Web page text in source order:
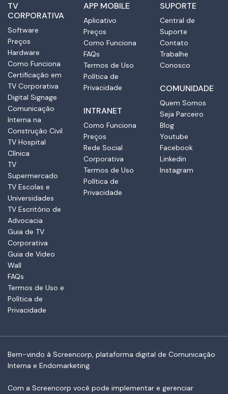
TV
CORPORATIVA
Software
Preços
Hardware
Como Funciona
Certificação em
TV Corporativa
Digital Signage
Comunicação
Interna na
Construção Civil
TV Hospital
Clínica
TV
Supermercado
TV Escolas e
Universidades
TV Escritório de
Advocacia
Guia de TV
Corporativa
Guia de Video
Wall
FAQs
Termos de Uso e
Política de
Privacidade
APP MOBILE
Aplicativo
Preços
Como Funciona
FAQs
Termos de Uso
Política de
Privacidade
INTRANET
Como Funciona
Preços
Rede Social
Corporativa
Termos de Uso
Política de
Privacidade
SUPORTE
Central de
Suporte
Contato
Trabalhe
Conosco
COMUNIDADE
Quem Somos
Seja Parceiro
Blog
Youtube
Facebook
Linkedin
Instagram
Bem-vindo à Screencorp, plataforma digital de Comunicação
Interna e Endomarketing.
Com a Screencorp você pode implementar e gerenciar